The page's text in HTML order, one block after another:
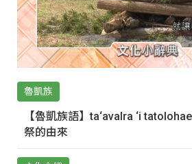
魯凱族
【魯凱族語】ta‘avalra ‘i
祭的由來